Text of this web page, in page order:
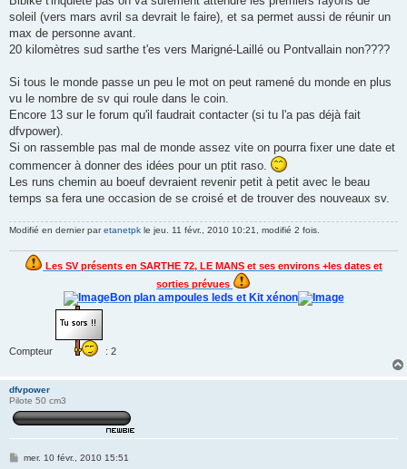
a
g
soleil (vers mars avril sa devrait le faire), et sa permet aussi de réunir un
max de personne avant.
20 kilomètres sud sarthe t'es vers Marigné-Laillé ou Pontvallain non????
Si tous le monde passe un peu le mot on peut ramené du monde en plus
vu le nombre de sv qui roule dans le coin.
Encore 13 sur le forum qu'il faudrait contacter (si tu l'a pas déjà fait
dfvpower).
Si on rassemble pas mal de monde assez vite on pourra fixer une date et
commencer à donner des idées pour un ptit raso.
Les runs chemin au boeuf devraient revenir petit à petit avec le beau
temps sa fera une occasion de se croisé et de trouver des nouveaux sv.
Modifié en dernier paretanetpk le jeu. 11 févr., 2010 10:21, modifié 2 fois.
Les SV présents en SARTHE 72, LE MANS et ses environs +les dates et
sorties prévues
Bon plan ampoules leds et Kit xénon
Compteur : 2
dfvpower
Pilote 50 cm3
Mmer. 10 févr., 2010 15:51